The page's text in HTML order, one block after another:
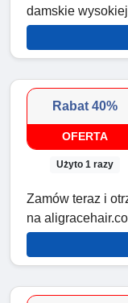
damskie
Rabat 40%
OFERTA
Użyto 1 razy
Zamów teraz i
na